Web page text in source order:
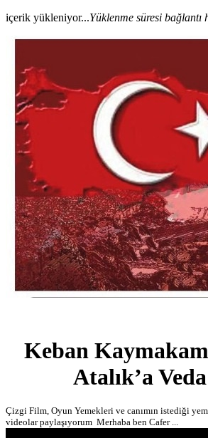
içerik yükleniyor...Yüklenme süresi bağlantı
Keban
Atalık’a
Çizgi Film, Oyun Yemekleri ve canımın istediği
videolar paylaşıyorum ‍ Merhaba ben Cafer ...